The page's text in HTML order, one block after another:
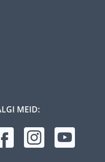
MEID: